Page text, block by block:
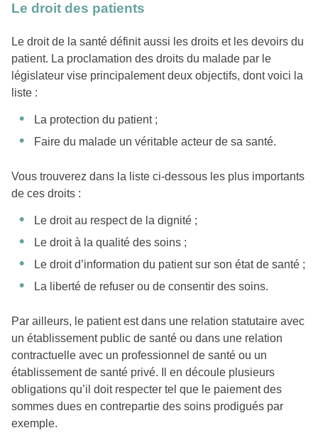
Le droit des patients
Le droit de la santé définit aussi les droits et les devoirs du
patient. La proclamation des droits du malade par le
législateur vise principalement deux objectifs, dont voici la
liste :
La protection du patient ;
Faire du malade un véritable acteur de sa santé.
Vous trouverez dans la liste ci-dessous les plus importants
de ces droits :
Le droit au respect de la dignité ;
Le droit à la qualité des soins ;
Le droit d’information du patient sur son état de santé ;
La liberté de refuser ou de consentir des soins.
Par ailleurs, le patient est dans une relation statutaire avec
un établissement public de santé ou dans une relation
contractuelle avec un professionnel de santé ou un
établissement de santé privé. Il en découle plusieurs
obligations qu’il doit respecter tel que le paiement des
sommes dues en contrepartie des soins prodigués par
exemple.